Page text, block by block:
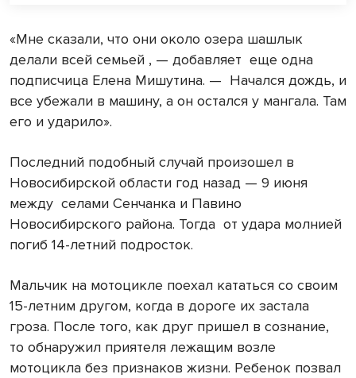
«Мне сказали, что они около озера шашлык
делали всей семьей , — добавляет еще одна
подписчица Елена Мишутина. — Начался дождь, и
все убежали в машину, а он остался у мангала. Там
его и ударило».
Последний подобный случай произошел в
Новосибирской области год назад — 9 июня
между селами Сенчанка и Павино
Новосибирского района. Тогда от удара молнией
погиб 14-летний подросток.
Мальчик на мотоцикле поехал кататься со своим
15-летним другом, когда в дороге их застала
гроза. После того, как друг пришел в сознание,
то обнаружил приятеля лежащим возле
мотоцикла без признаков жизни. Ребенок позвал